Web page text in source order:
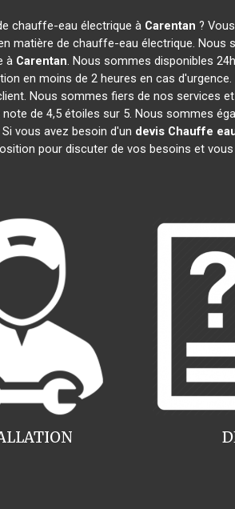
chauffe-eau électrique à Carentan ?
matière de chauffe-eau électrique. Nous
à Carentan. Nous sommes disponibles
en moins de 2 heures en cas
Nous sommes fiers de nos services
de 4,5 étoiles sur 5. Nous sommes
vous avez besoin d'un devis Chauffe
pour discuter de vos besoins et